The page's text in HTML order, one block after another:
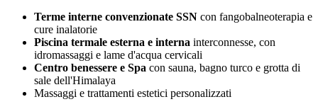
Terme interne convenzionate SSN con fangobalneoterapia e
cure inalatorie
Piscina termale esterna e interna interconnesse, con
idromassaggi e lame d'acqua cervicali
Centro benessere e Spa con sauna, bagno turco e grotta di
sale dell'Himalaya
Massaggi e trattamenti estetici personalizzati